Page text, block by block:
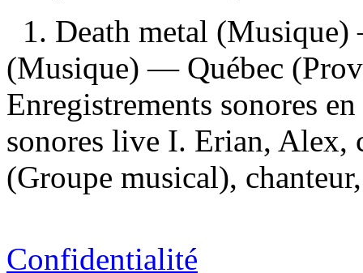
1. Death metal
(Musique) — Québec
Enregistrements sonores
sonores live I. Erian, Alex,
(Groupe musical),
Confidentialité